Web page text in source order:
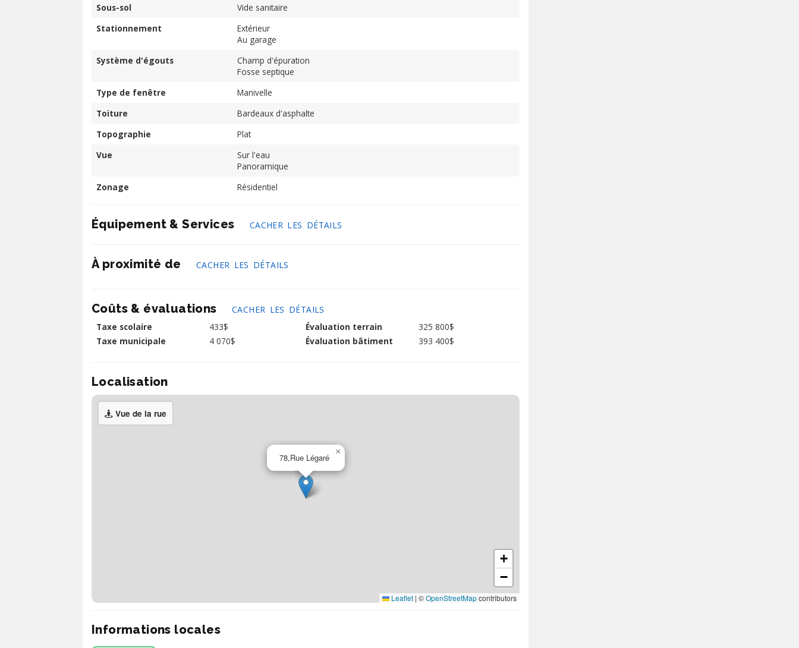
Sous-sol
Vide sanitaire
Stationnement
Extérieur
Au garage
Système d'égouts
Champ d'épuration
Fosse septique
Type de fenêtre
Manivelle
Toiture
Bardeaux d'asphalte
Topographie
Plat
Vue
Sur l'eau
Panoramique
Zonage
Résidentiel
Équipement & Services CACHER LES DÉTAILS
À proximité de CACHER LES DÉTAILS
Coûts & évaluations
CACHER LES DÉTAILS
Taxe scolaire
433$
Taxe municipale
4 070$
Évaluation terrain
325 800$
Évaluation bâtiment
393 400$
Localisation
Vue de la rue
78,Rue Légaré
×
+
−
Leaflet | ©OpenStreetMapcontributors
Informations locales